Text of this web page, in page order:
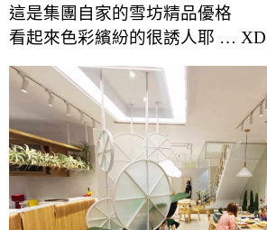
這是集團自家的雪坊精品優格
看起來色彩繽紛的很誘人耶 … XD